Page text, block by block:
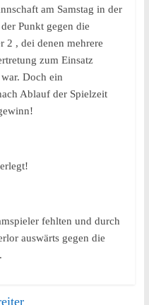
am Samstag in der
Punkt gegen die
2 , dei denen mehrere
zum Einsatz
Doch ein
Ablauf der Spielzeit
fehlten und durch
auswärts gegen die